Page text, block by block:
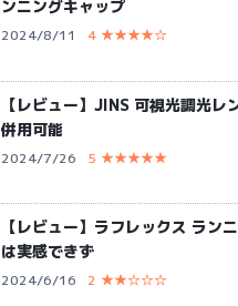
ンニングキャップ
2024/8/11 4 ★★★★☆
【レビュー】JINS 可視光調光
併用可能
2024/7/26 5 ★★★★★
【レビュー】ラフレックス ラ
は実感できず
2024/6/16 2 ★★☆☆☆